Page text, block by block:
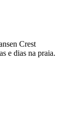
Crest
e dias na praia.